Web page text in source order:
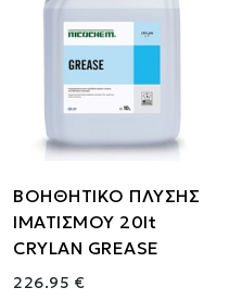
ΒΟΗΘΗΤΙΚΟ ΠΛΥΣΗΣ
ΙΜΑΤΙΣΜΟΥ 20lt
CRYLAN GREASE
226.95 €